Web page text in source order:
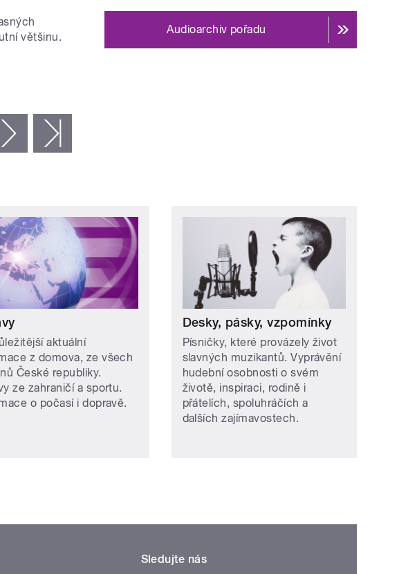
většinu.
následující ›
Audioarchiv pořadu
aktuální
z domova, ze všech
České republiky.
ze zahraničí a sportu.
o počasí i dopravě.
Desky, pásky, vzpomínky
Písničky, které provázely život
slavných muzikantů. Vyprávění
hudební osobnosti o svém
životě, inspiraci, rodině i
přátelích, spoluhráčích a
dalších zajímavostech.
Sledujte nás